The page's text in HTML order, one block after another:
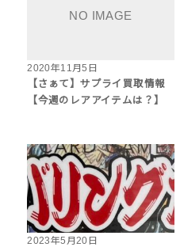
2020年11月5日
【さぁて】サプライ買取情報
【今週のレアアイテムは？】
2023年5月20日